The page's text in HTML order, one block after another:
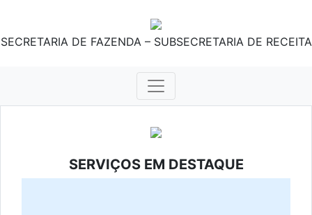
SECRETARIA DE FAZENDA – SUBSECRETARIA DE RECEITA
SERVIÇOS EM DESTAQUE